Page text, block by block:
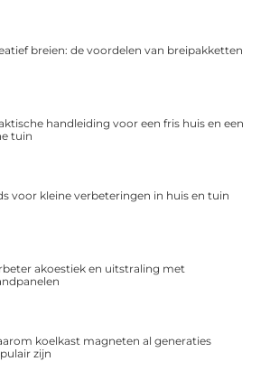
breien: de voordelen van breipakketten
handleiding voor een fris huis en een
tuin
voor kleine verbeteringen in huis en tuin
akoestiek en uitstraling met
koelkast magneten al generaties
zijn